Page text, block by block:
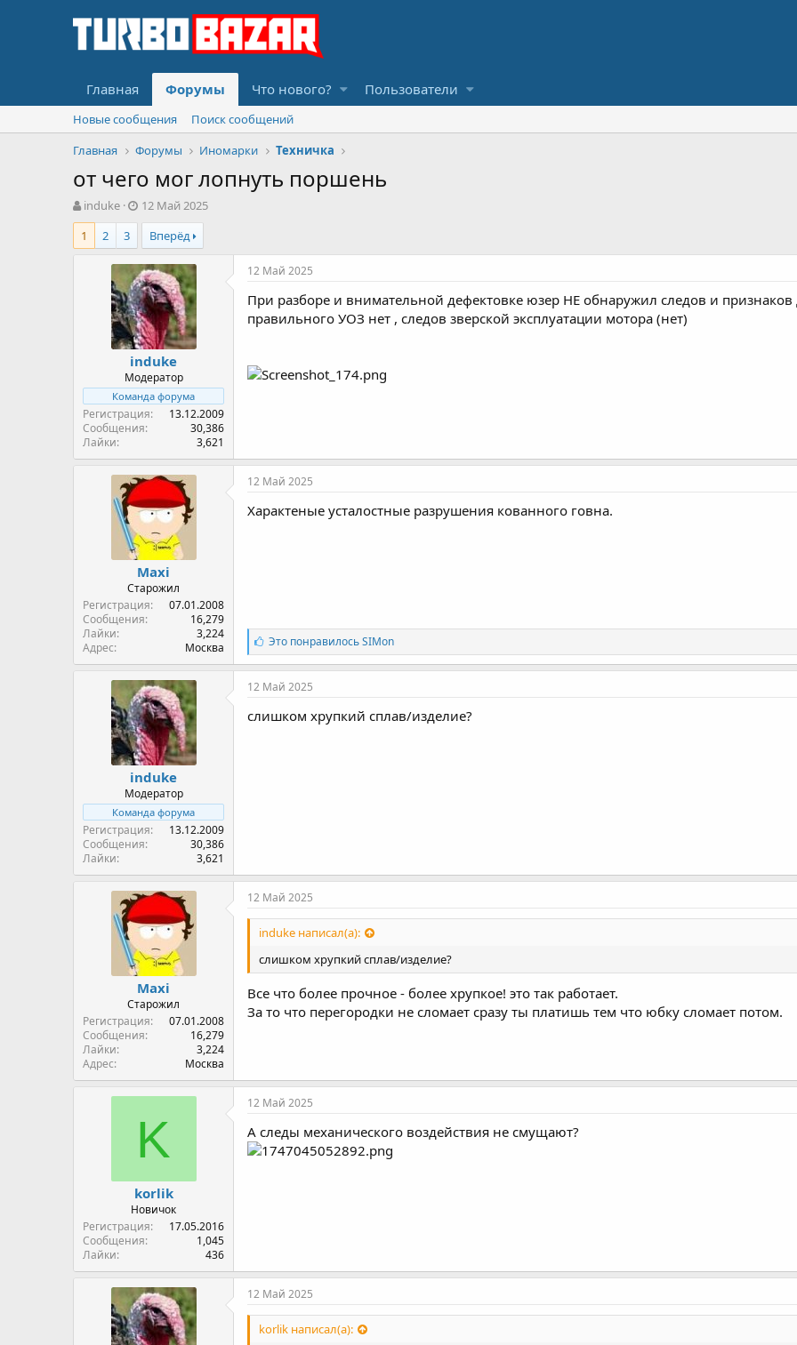
Главная Форумы Что нового? Пользователи
Новые сообщения
Поиск сообщений
Главная
Форумы Иномарки Техничка
от чего мог лопнуть поршень
А
в
т
о
induke
Д
а
а
н
а
ч
а
л
а
12 Май 2025
1
2 3 Вперёд
induke
Модератор
Команда форума
Регистрация
13.12.2009
Сообщения
30,386
Лайки
3,621
12 Май 2025
При разборе и внимательной дефектовке юзер НЕ обнаружил следов и признаков
правильного УОЗ нет , следов зверской эксплуатации мотора (нет)
Maxi
Старожил
Регистрация
07.01.2008
Сообщения
16,279
Лайки
3,224
Адрес
Москва
12 Май 2025
Характеные усталостные разрушения кованного говна.
Л
а
й
к
:
Это понравилосьSIMon
induke
Модератор
Команда форума
Регистрация
13.12.2009
Сообщения
30,386
Лайки
3,621
12 Май 2025
слишком хрупкий сплав/изделие?
Maxi
Старожил
Регистрация
07.01.2008
Сообщения
16,279
Лайки
3,224
Адрес
Москва
12 Май 2025
induke написал(а):
слишком хрупкий сплав/изделие?
Все что более прочное - более хрупкое! это так работает.
За то что перегородки не сломает сразу ты платишь тем что юбку сломает потом.
K
korlik
Новичок
Регистрация
17.05.2016
Сообщения
1,045
Лайки
436
12 Май 2025
А следы механического воздействия не смущают?
12 Май 2025
korlik написал(а):